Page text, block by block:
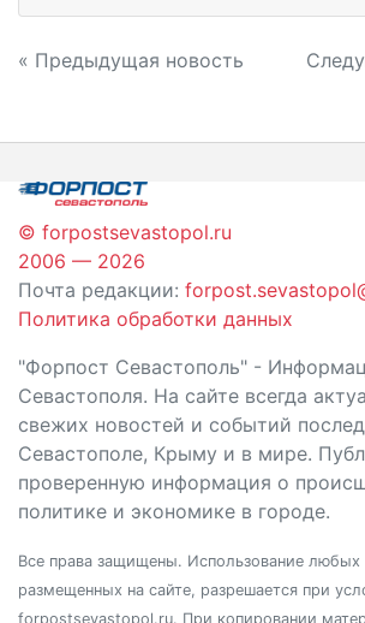
Навигация
записям
« Предыдущая новость
© forpostsevastopol.ru
2006 — 2026
Почта редакции:
Политика обработки данных
"Форпост Севастополь" -
Севастополя. На сайте всегда
свежих новостей и событий
Севастополе, Крыму и в мире.
проверенную информация о
политике и экономике в городе.
Все права защищены. Использование любых
размещенных на сайте, разрешается при
forpostsevastopol.ru. При копировании